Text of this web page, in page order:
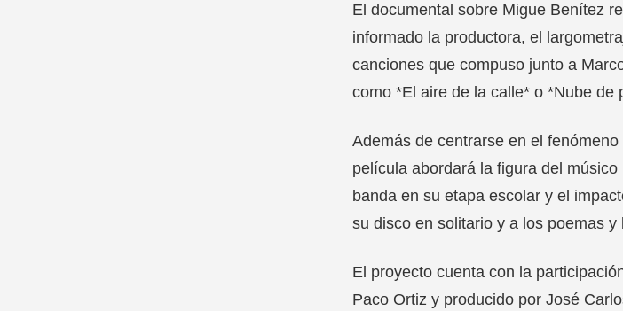
El documental sobre Migue Benítez
informado la productora, el
canciones que compuso junto a
como *El aire de la calle* o *Nube de
Además de centrarse en el
película abordará la figura del
banda en su etapa escolar y el
su disco en solitario y a los poemas
El proyecto cuenta con la
Paco Ortiz y producido por José